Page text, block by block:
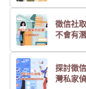
徵信社
不會有
探討徵
灣私家